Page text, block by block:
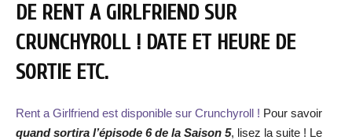
DE RENT A GIRLFRIEND SUR
CRUNCHYROLL ! DATE ET HEURE DE
SORTIE ETC.
Rent a Girlfriend est disponible sur Crunchyroll ! Pour savoir
quand sortira l’épisode 6 de la Saison 5, lisez la suite ! Le